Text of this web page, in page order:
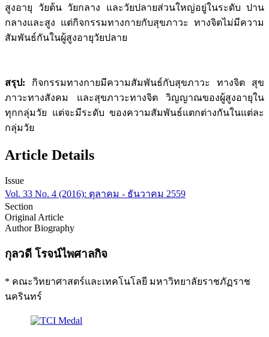
สูงอายุ วัยต้น วัยกลาง และวัยปลายส่วนใหญ่อยู่ในระดับ ปาน
กลางและสูง แต่กิจกรรมทางกายกับสุขภาวะ ทางจิตไม่มีความ
สัมพันธ์กันในผู้สูงอายุวัยปลาย
สรุป: กิจกรรมทางกายมีความสัมพันธ์กับสุขภาวะ ทางจิต สุข
ภาวะทางสังคม และสุขภาวะทางจิต วิญญาณของผู้สูงอายุใน
ทุกกลุ่มวัย แต่จะมีระดับ ของความสัมพันธ์แตกต่างกันในแต่ละ
กลุ่มวัย
Article Details
Issue
Vol. 33 No. 4 (2016): ตุลาคม - ธันวาคม 2559
Section
Original Article
Author Biography
กุลวดี โรจน์ไพศาลกิจ
* คณะวิทยาศาสตร์และเทคโนโลยี มหาวิทยาลัยราชภัฏราช
นครินทร์